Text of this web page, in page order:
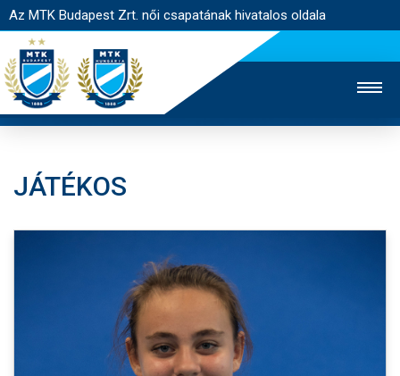
Az MTK Budapest Zrt. női csapatának hivatalos oldala
EGYESÜLET
KAPCSOLAT
NYITÓLAP
HÍREK
JÁTÉKOS